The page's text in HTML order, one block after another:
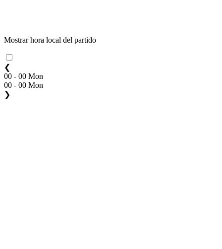
Mostrar hora local del partido
❮
00 - 00 Mon
00 - 00 Mon
❯